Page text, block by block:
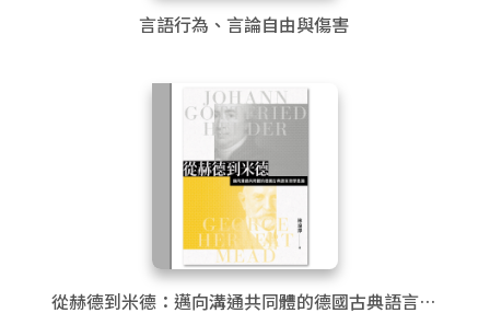
言語行為、言論自由與傷害
從赫德到米德：邁向溝通共同體的德國古典語言哲